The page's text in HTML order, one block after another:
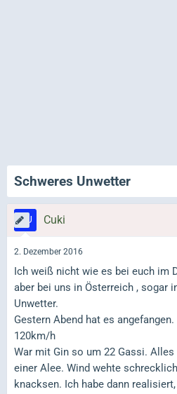
Schweres Unwetter
Cuki
2. Dezember 2016
Ich weiß nicht wie es bei euch im
aber bei uns in Österreich , sogar
Unwetter.
Gestern Abend hat es
120km/h
War mit Gin so um 22 Gassi.
einer Alee. Wind wehte
knacksen. Ich habe dann